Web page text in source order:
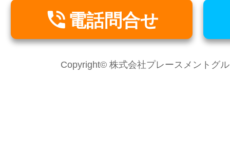
 電話問合せ
Copyright© 株式会社プレースメントグ